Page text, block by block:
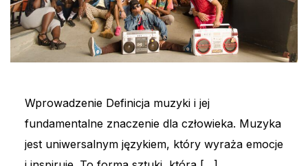
Wprowadzenie Definicja muzyki i jej
fundamentalne znaczenie dla człowieka. Muzyka
jest uniwersalnym językiem, który wyraża emocje